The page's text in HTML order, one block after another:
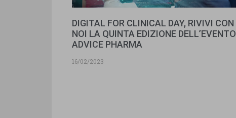
DIGITAL FOR CLINICAL DAY, RIVIVI CON
NOI LA QUINTA EDIZIONE DELL’EVENTO
ADVICE PHARMA
16/02/2023